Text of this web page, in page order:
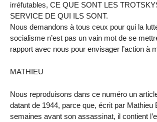
irréfutables, CE QUE SONT LES
SERVICE DE QUI ILS SONT.
Nous demandons à tous ceux pour qui la
socialisme n’est pas un vain mot de se
rapport avec nous pour envisager l’action à
MATHIEU
Nous reproduisons dans ce numéro un
datant de 1944, parce que, écrit par Mathieu
semaines avant son assassinat, il contient